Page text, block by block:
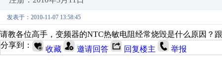
发表于：2010-11-07 13:58:45
请教各位高手，变频器的NTC热敏电阻经常烧毁是什么原因？
分享到：
收藏 邀请回答 回复楼主 举报